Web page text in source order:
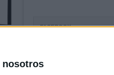
nosotros
FACEBOOK